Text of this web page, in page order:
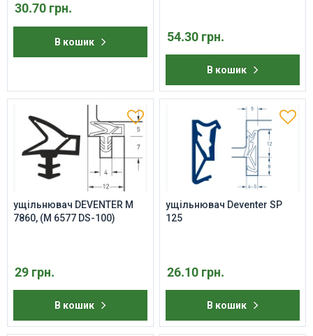
30.70 грн.
В кошик 54.30 грн.
В кошик
ущільнювач DEVENTER M
7860, (M 6577 DS-100)
29 грн.
В кошик
ущільнювач Deventer SP
125
26.10 грн.
В кошик